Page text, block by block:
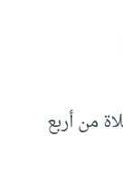
من أربع